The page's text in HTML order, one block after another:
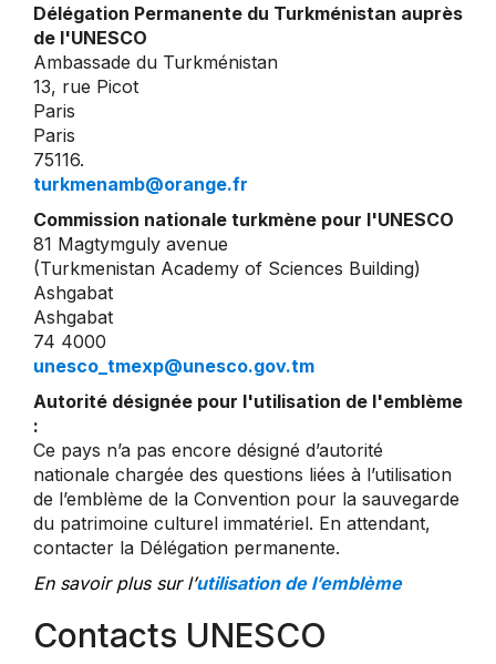
Délégation Permanente du Turkménistan auprès
de l'UNESCO
Ambassade du Turkménistan
13, rue Picot
Paris
Paris
75116.
turkmenamb@orange.fr
Commission nationale turkmène pour l'UNESCO
81 Magtymguly avenue
(Turkmenistan Academy of Sciences Building)
Ashgabat
Ashgabat
74 4000
unesco_tmexp@unesco.gov.tm
Autorité désignée pour l'utilisation de l'emblème
:
Ce pays n’a pas encore désigné d’autorité
nationale chargée des questions liées à l’utilisation
de l’emblème de la Convention pour la sauvegarde
du patrimoine culturel immatériel. En attendant,
contacter la Délégation permanente.
En savoir plus sur l’utilisation de l’emblème
Contacts UNESCO